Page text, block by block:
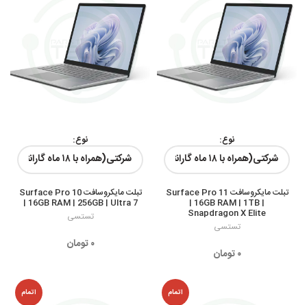
رنگ ها:
نوع:
تبلت مایکروسافت Surface Pro 11
| 16GB RAM | 1TB |
Snapdragon X Elite
تستسی
۰تومان
رنگ ها:
نوع:
تبلت مایکروسافت Surface Pro 10
| 16GB RAM | 256GB | Ultra 7
تستسی
۰تومان
اتمام اتمام